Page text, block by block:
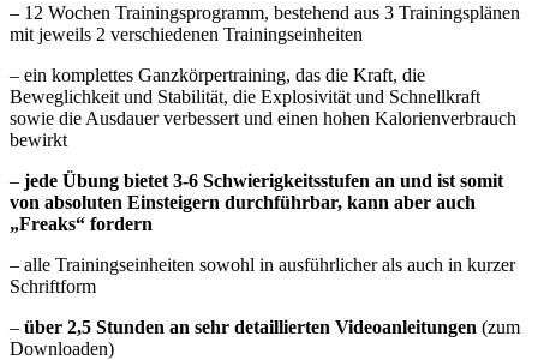
– 12 Wochen Trainingsprogramm, bestehend aus 3 Trainingsplänen
mit jeweils 2 verschiedenen Trainingseinheiten
– ein komplettes Ganzkörpertraining, das die Kraft, die
Beweglichkeit und Stabilität, die Explosivität und Schnellkraft
sowie die Ausdauer verbessert und einen hohen Kalorienverbrauch
bewirkt
– jede Übung bietet 3-6 Schwierigkeitsstufen an und ist somit
von absoluten Einsteigern durchführbar, kann aber auch
„Freaks“ fordern
– alle Trainingseinheiten sowohl in ausführlicher als auch in kurzer
Schriftform
– über 2,5 Stunden an sehr detaillierten Videoanleitungen (zum
Downloaden)